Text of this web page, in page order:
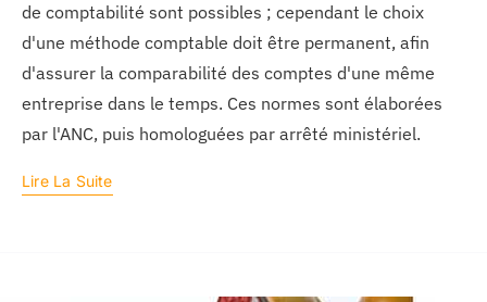
de comptabilité sont possibles ; cependant le choix
d'une méthode comptable doit être permanent, afin
d'assurer la comparabilité des comptes d'une même
entreprise dans le temps. Ces normes sont élaborées
par l'ANC, puis homologuées par arrêté ministériel.
Lire La Suite